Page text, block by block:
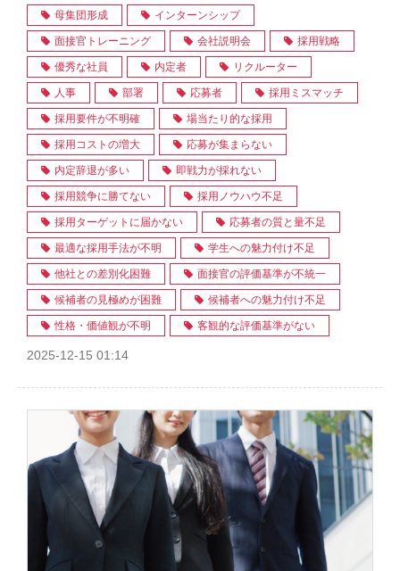
母集団形成 インターンシップ
面接官トレーニング 会社説明会 採用戦略
優秀な社員 内定者 リクルーター
人事 部署 応募者 採用ミスマッチ
採用要件が不明確 場当たり的な採用
採用コストの増大 応募が集まらない
内定辞退が多い 即戦力が採れない
採用競争に勝てない 採用ノウハウ不足
採用ターゲットに届かない 応募者の質と量不足
最適な採用手法が不明 学生への魅力付け不足
他社との差別化困難 面接官の評価基準が不統一
候補者の見極めが困難 候補者への魅力付け不足
性格・価値観が不明 客観的な評価基準がない
2025-12-15 01:14